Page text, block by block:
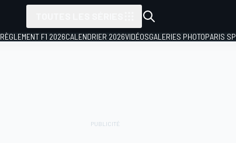
RÈGLEMENT F1 2026CALENDRIER 2026VIDÉOSGALERIES PHOTOPARIS